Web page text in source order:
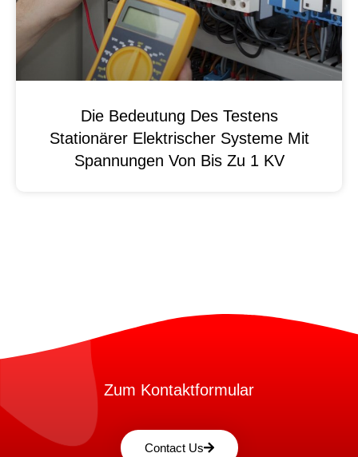
Die Bedeutung Des Testens
Stationärer Elektrischer Systeme Mit
Spannungen Von Bis Zu 1 KV
Zum Kontaktformular
Contact Us